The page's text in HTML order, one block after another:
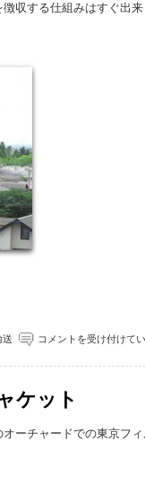
収する仕組みはすぐ出
送 コメントを受け付けて
ケット
ーチャードでの東京フ